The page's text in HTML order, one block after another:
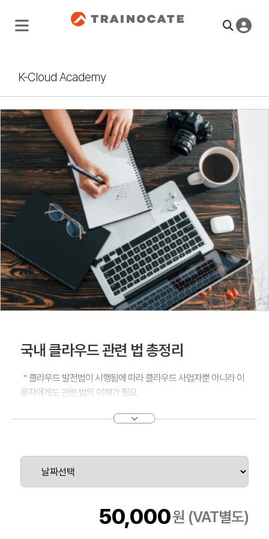
K-Cloud Academy
국내 클라우드 관련 법 총정리
＂클라우드 발전법이 시행됨에 따라 클라우드 사업자뿐 아니라 이
용자에게도 관련 법의 이해가 필요.
있는 관련법과도 유기적으로 엮여있어 이의 정확한 이해가 필요＂
50,000원 (VAT별도)